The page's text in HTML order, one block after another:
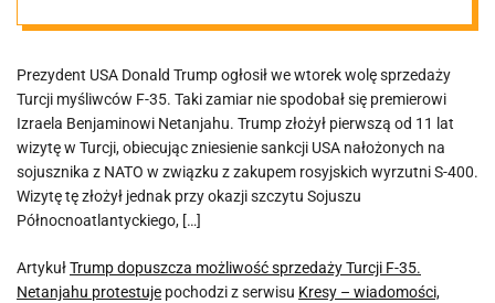
Turcji F-35.
Netanjahu
protestuje
Prezydent USA Donald Trump ogłosił we wtorek wolę sprzedaży
Turcji myśliwców F-35. Taki zamiar nie spodobał się premierowi
Izraela Benjaminowi Netanjahu. Trump złożył pierwszą od 11 lat
wizytę w Turcji, obiecując zniesienie sankcji USA nałożonych na
sojusznika z NATO w związku z zakupem rosyjskich wyrzutni S-400.
Wizytę tę złożył jednak przy okazji szczytu Sojuszu
Północnoatlantyckiego, […]
ArtykułTrump dopuszcza możliwość sprzedaży Turcji F-35.
Netanjahu protestuje pochodzi z serwisu Kresy – wiadomości,